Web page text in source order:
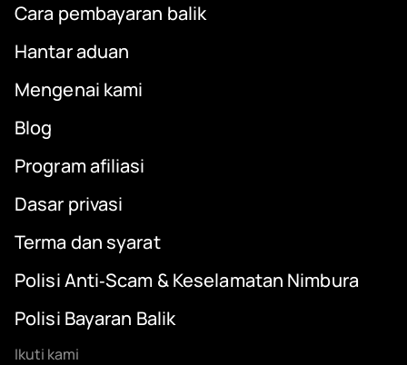
Cara pembayaran balik
Hantar aduan
Mengenai kami
Blog
Program afiliasi
Dasar privasi
Terma dan syarat
Polisi Anti‑Scam & Keselamatan Nimbura
Polisi Bayaran Balik
Ikuti kami